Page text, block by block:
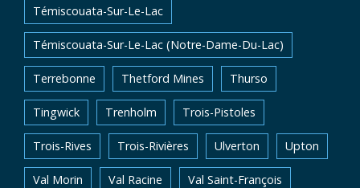
Témiscouata-Sur-Le-Lac
Témiscouata-Sur-Le-Lac (Notre-Dame-Du-Lac)
Terrebonne Thetford Mines Thurso
Tingwick Trenholm Trois-Pistoles
Trois-Rives Trois-Rivières Ulverton Upton
Val Morin Val Racine Val Saint-François